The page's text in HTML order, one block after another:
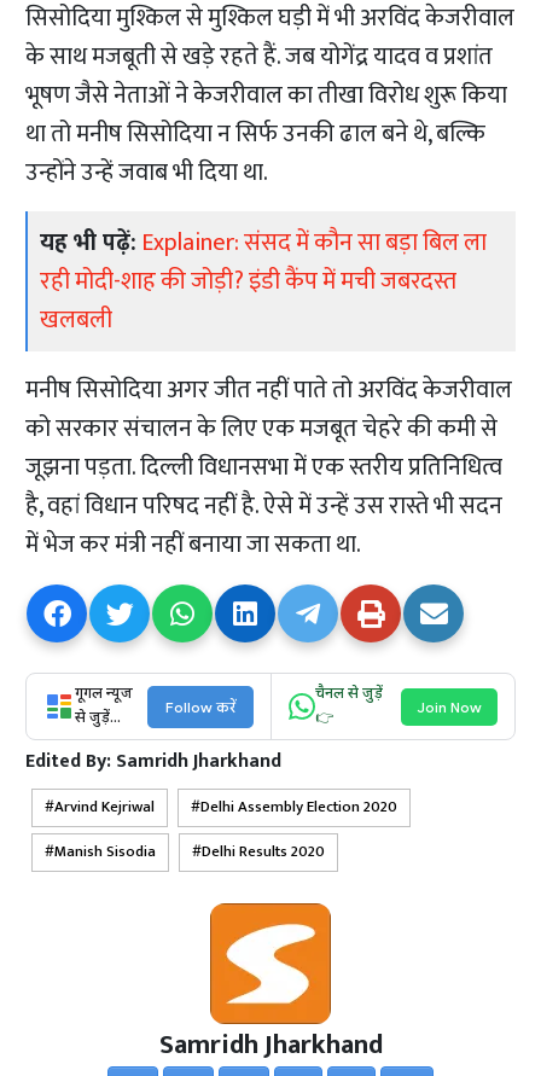
सिसोदिया मुश्किल से मुश्किल घड़ी में भी अरविंद केजरीवाल
के साथ मजबूती से खड़े रहते हैं. जब योगेंद्र यादव व प्रशांत
भूषण जैसे नेताओं ने केजरीवाल का तीखा विरोध शुरू किया
था तो मनीष सिसोदिया न सिर्फ उनकी ढाल बने थे, बल्कि
उन्होंने उन्हें जवाब भी दिया था.
यह भी पढ़ें: Explainer: संसद में कौन सा बड़ा बिल ला
रही मोदी-शाह की जोड़ी? इंडी कैंप में मची जबरदस्त
खलबली
मनीष सिसोदिया अगर जीत नहीं पाते तो अरविंद केजरीवाल
को सरकार संचालन के लिए एक मजबूत चेहरे की कमी से
जूझना पड़ता. दिल्ली विधानसभा में एक स्तरीय प्रतिनिधित्व
है, वहां विधान परिषद नहीं है. ऐसे में उन्हें उस रास्ते भी सदन
में भेज कर मंत्री नहीं बनाया जा सकता था.
गूगल न्यूज
से जुड़ें...
Follow करें
चैनल से जुड़ें
👉
Join Now
Edited By:Samridh Jharkhand
Arvind Kejriwal
Delhi Assembly Election 2020
Manish Sisodia
Delhi Results 2020
Samridh Jharkhand